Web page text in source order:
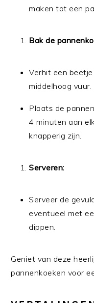
maken tot een
Bak de
Verhit een
middelhoog vuur.
Plaats de
4 minuten aan
knapperig zijn.
Serveren:
Serveer de
eventueel met
dippen.
Geniet van deze
pannenkoeken voor